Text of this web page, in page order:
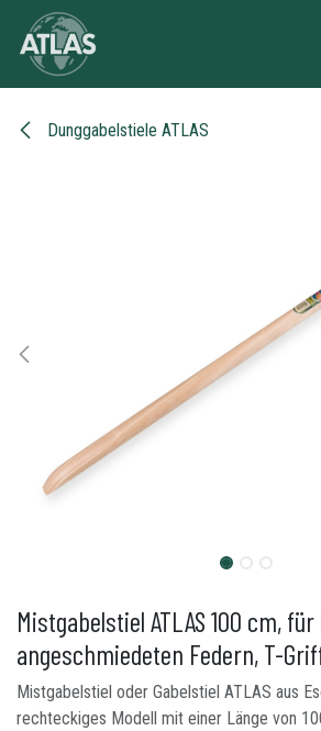
Zum Inhalt springen
Dunggabelstiele ATLAS
Mistgabelstiel ATLAS 100 cm,
angeschmiedeten Federn, T-
Mistgabelstiel oder Gabelstiel ATLAS aus
rechteckiges Modell mit einer Länge von